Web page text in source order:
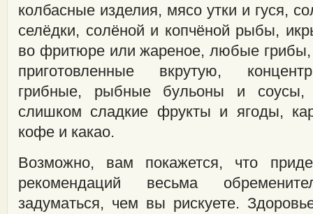
колбасные изделия, мясо утки и гуся,
селёдки, солёной и копчёной рыбы,
во фритюре или жареное, любые
приготовленные вкрутую,
грибные, рыбные бульоны и
слишком сладкие фрукты и ягоды,
кофе и какао.
Возможно, вам покажется, что
рекомендаций весьма
задуматься, чем вы рискуете.